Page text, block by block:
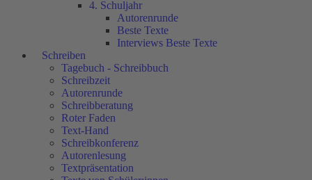
4. Schuljahr
Autorenrunde
Beste Texte
Interviews Beste Texte
Schreiben
Tagebuch - Schreibbuch
Schreibzeit
Autorenrunde
Schreibberatung
Roter Faden
Text-Hand
Schreibkonferenz
Autorenlesung
Textpräsentation